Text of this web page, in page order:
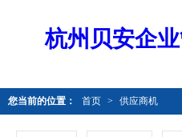
杭州贝安企
您当前的位置： 首页 > 供应商机